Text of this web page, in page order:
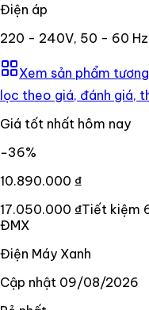
Điện áp
220 - 240V, 50 - 60 Hz
Xem sản phẩm
lọc theo giá, đánh giá,
Giá tốt nhất hôm nay
−36%
10.890.000 ₫
17.050.000 ₫Tiết kiệm
ĐMX
Điện Máy Xanh
Cập nhật 09/08/2026